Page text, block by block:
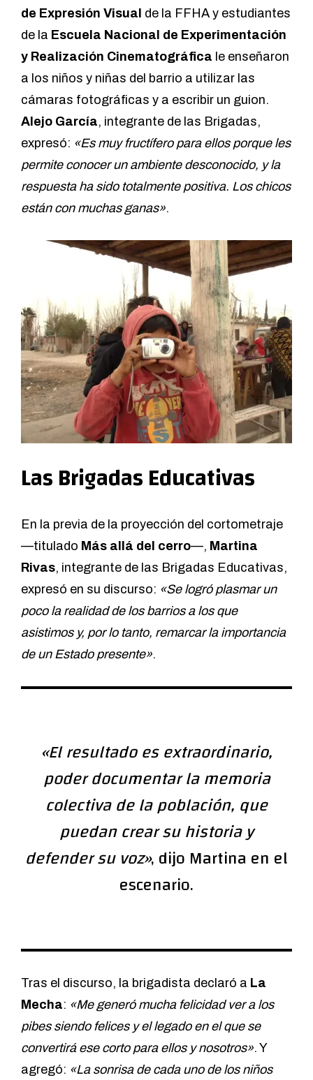
de Expresión Visual de la FFHA y estudiantes
de la Escuela Nacional de Experimentación
y Realización Cinematográfica le enseñaron
a los niños y niñas del barrio a utilizar las
cámaras fotográficas y a escribir un guion.
Alejo García, integrante de las Brigadas,
expresó: «Es muy fructífero para ellos porque les
permite conocer un ambiente desconocido, y la
respuesta ha sido totalmente positiva. Los chicos
están con muchas ganas».
Las Brigadas Educativas
En la previa de la proyección del cortometraje
—titulado Más allá del cerro—, Martina
Rivas, integrante de las Brigadas Educativas,
expresó en su discurso: «Se logró plasmar un
poco la realidad de los barrios a los que
asistimos y, por lo tanto, remarcar la importancia
de un Estado presente».
«El resultado es extraordinario,
poder documentar la memoria
colectiva de la población, que
puedan crear su historia y
defender su voz», dijo Martina en el
escenario.
Tras el discurso, la brigadista declaró a La
Mecha: «Me generó mucha felicidad ver a los
pibes siendo felices y el legado en el que se
convertirá ese corto para ellos y nosotros». Y
agregó: «La sonrisa de cada uno de los niños